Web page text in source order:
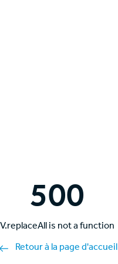
500
V.replaceAll is not a function
Retour à la page d'accueil